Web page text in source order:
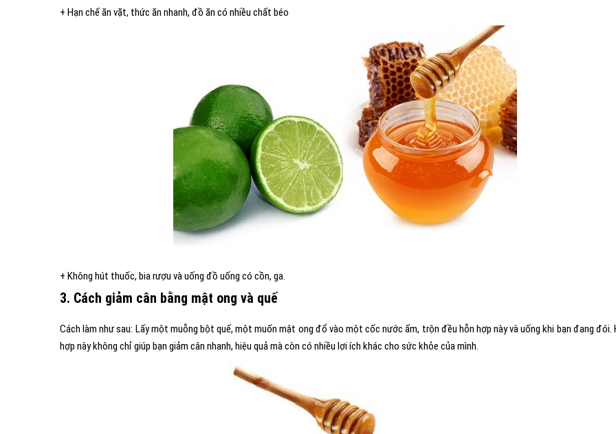
+ Hạn chế ăn vặt, thức ăn nhanh, đồ ăn có nhiều chất béo
+ Không hút thuốc, bia rượu và uống đồ uống có cồn, ga.
3. Cách giảm cân bằng mật ong và quế
Cách làm như sau: Lấy một muỗng bột quế, một muốn mật ong đổ vào một cốc nước ấm, trộn đều hỗn hợp này và uống khi bạn đang đói.
hợp này không chỉ giúp bạn giảm cân nhanh, hiệu quả mà còn có nhiều lợi ích khác cho sức khỏe của mình.